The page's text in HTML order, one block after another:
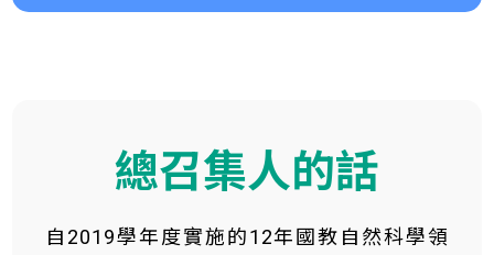
總召集人的話
自2019學年度實施的12年國教自然科學領